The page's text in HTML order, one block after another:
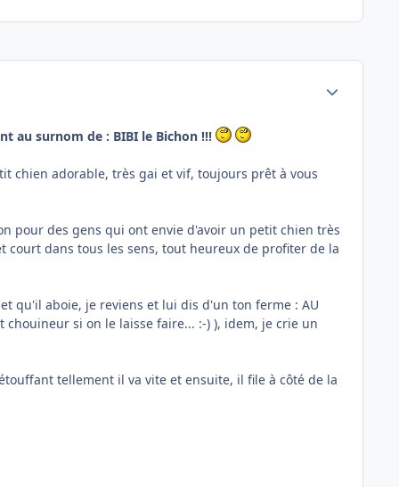
au surnom de : BIBI le Bichon !!!
chien adorable, très gai et vif, toujours prêt à vous
pour des gens qui ont envie d'avoir un petit chien très
dans tous les sens, tout heureux de profiter de la
qu'il aboie, je reviens et lui dis d'un ton ferme : AU
si on le laisse faire... :-) ), idem, je crie un
tellement il va vite et ensuite, il file à côté de la